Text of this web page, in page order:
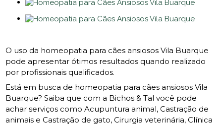
O uso da homeopatia para cães ansiosos Vila Buarque
pode apresentar ótimos resultados quando realizado
por profissionais qualificados.
Está em busca de homeopatia para cães ansiosos Vila
Buarque? Saiba que com a Bichos & Tal você pode
achar serviços como Acupuntura animal, Castração de
animais e Castração de gato, Cirurgia veterinária, Clínica